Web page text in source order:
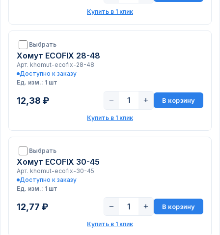
Купить в 1 клик
Выбрать
Хомут ECOFIX 28-48
Арт. khomut-ecofix-28-48
Доступно к заказу
Ед. изм.: 1 шт
12,38 ₽ − + В корзину
Купить в 1 клик
Выбрать
Хомут ECOFIX 30-45
Арт. khomut-ecofix-30-45
Доступно к заказу
Ед. изм.: 1 шт
12,77 ₽ − + В корзину
Купить в 1 клик